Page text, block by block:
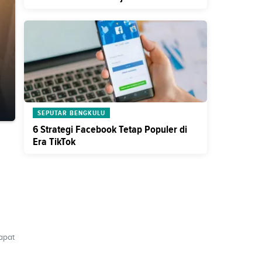
SEPUTAR BENGKULU
6 Strategi Facebook Tetap Populer di
Era TikTok